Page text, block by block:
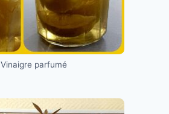
Vinaigre parfumé